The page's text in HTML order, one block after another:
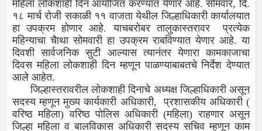
महिला लोकशाही दिन आयोजित करण्यात येणार आहे. सोमवार, दि.
१८ मार्च रोजी सकाळी ११ वाजता येथील जिल्हाधिकारी कार्यालयात
हा उपक्रम होणार आहे. याचबरोबर तालुकास्तरावर प्रत्येक
महिन्याचा चैाथा सोमवारी हा उपक्रम राबविण्यात येणार आहे. या
दिवशी सार्वजनिक सुटी आल्यास त्यानंतर येणारा कामकाजाचा
दिवस महिला लोकशाही दिन म्हणून पाळण्याबाबतचे निर्देश देण्यात
आले आहेत.
जिल्हास्तरावरील लोकशाही दिनाचे अध्यक्ष जिल्हाधिकारी असून
सदस्य म्हणून मुख्य कार्यकारी अधिकारी, प्रशासकीय अधिकारी (
वरिष्ठ महिला) वरिष्ठ पोलिस अधिकारी (महिला) राहणार असून
जिल्हा महिला व बालविकास अधिकारी सदस्य सचिव म्हणून काम